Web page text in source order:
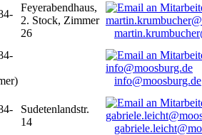
Feyerabendhaus,
2. Stock, Zimmer
26
info@moosburg.de
Sudetenlandstr.
14